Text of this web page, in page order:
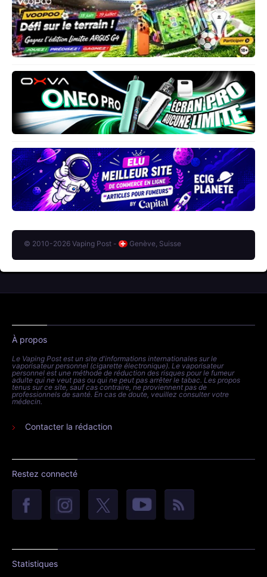
© 2010-2026 Vaping Post - Genève, Suisse
À propos
Le Vaping Post est un site d'informations internationales sur le
vaporisateur personnel (cigarette électronique). Le vaporisateur
personnel est une méthode de réduction des risques pour le fumeur
adulte qui ne veut pas ou qui ne peut pas arrêter le tabac. Les propos
tenus sur ce site, sauf cas contraire, ne proviennent pas de
professionnels de santé. En cas de doute, veuillez consulter votre
médecin.
Contacter la rédaction
Restez connecté
Statistiques